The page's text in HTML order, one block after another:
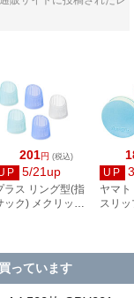
201円 (税込)
5/21up
ラス リング型(指
ック) メクリッコ
UP
ヤマ
スリ
っています